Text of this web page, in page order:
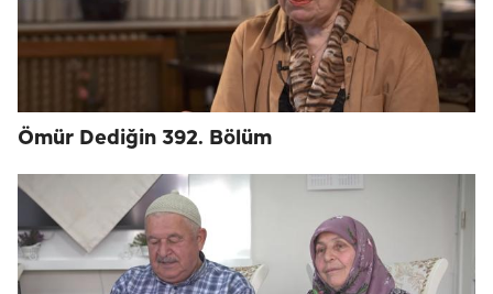
Ömür Dediğin 392. Bölüm